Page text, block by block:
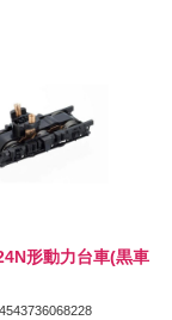
形動力台車(黒車